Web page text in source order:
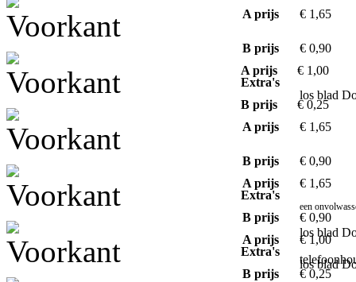
A prijs
€ 1,65
B prijs € 0,90
Extra's
los blad
A prijs € 1,00
B prijs
€ 0,25
A prijs
€ 1,65
B prijs € 0,90
Extra's
een
los blad
A prijs € 1,65
B prijs € 0,90
Extra's
los blad
A prijs € 1,00
B prijs € 0,25